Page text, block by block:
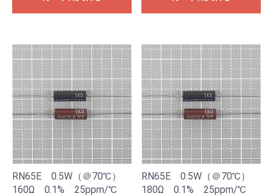
RN65E 0.5W（＠70℃）
160Ω 0.1% 25ppm/℃
RN65E 0.5W（＠70℃）
180Ω 0.1% 25ppm/℃